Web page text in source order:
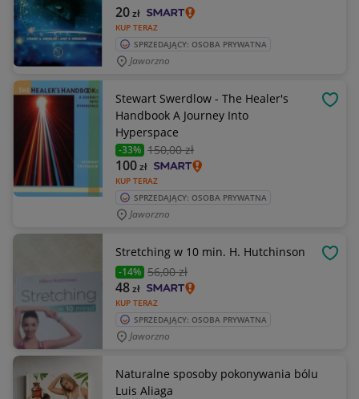
KUP TERAZ
20zł
SPRZEDAJĄCY: OSOBA PRYWATNA
Jaworzno
Stewart Swerdlow - The Healer's
Handbook A Journey Into
Hyperspace
-33% 150,00 zł
KUP TERAZ
100zł
SPRZEDAJĄCY: OSOBA PRYWATNA
Jaworzno
Stretching w 10 min. H. Hutchinson
-14% 56,00 zł
KUP TERAZ
48zł
SPRZEDAJĄCY: OSOBA PRYWATNA
Jaworzno
Naturalne sposoby pokonywania bólu
Luis Aliaga